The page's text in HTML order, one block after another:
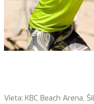
Vieta: KBC Beach Arena,